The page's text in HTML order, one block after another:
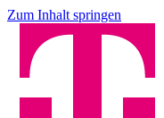
Zum Inhalt springen